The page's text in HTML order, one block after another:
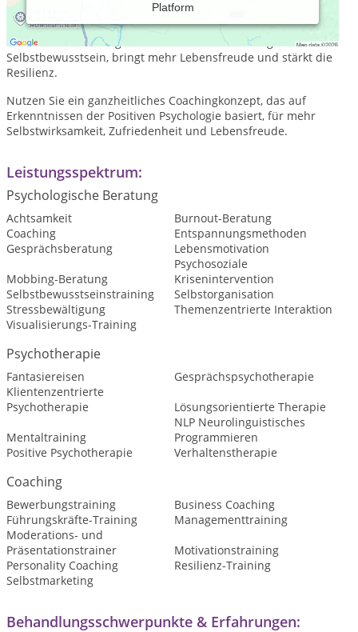
Platform
Positive Veränderung ist jederzeit möglich! Denn: Die
Lösungen für unsere Probleme schlummern in uns selbst.
Das Erkennen der eigenen Stärken erhöht das eigene
Selbstbewusstsein, bringt mehr Lebensfreude und stärkt die
Resilienz.
Nutzen Sie ein ganzheitliches Coachingkonzept, das auf
Erkenntnissen der Positiven Psychologie basiert, für mehr
Selbstwirksamkeit, Zufriedenheit und Lebensfreude.
Leistungsspektrum:
Psychologische Beratung
Achtsamkeit
Burnout-Beratung
Coaching
Entspannungsmethoden
Gesprächsberatung
Lebensmotivation
Mobbing-Beratung
Psychosoziale
Krisenintervention
Selbstbewusstseinstraining
Selbstorganisation
Stressbewältigung
Themenzentrierte Interaktion
Visualisierungs-Training
Psychotherapie
Fantasiereisen
Gesprächspsychotherapie
Klientenzentrierte
Psychotherapie
Lösungsorientierte Therapie
Mentaltraining
NLP Neurolinguistisches
Programmieren
Positive Psychotherapie
Verhaltenstherapie
Coaching
Bewerbungstraining
Business Coaching
Führungskräfte-Training
Managementtraining
Moderations- und
Präsentationstrainer
Motivationstraining
Personality Coaching
Resilienz-Training
Selbstmarketing
Behandlungsschwerpunkte & Erfahrungen: